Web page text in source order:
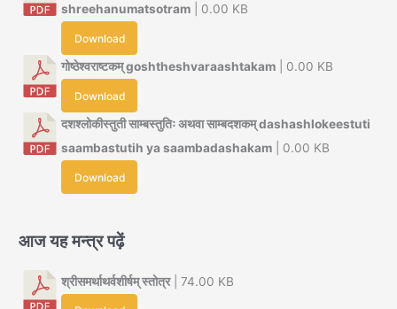
shreehanumatsotram | 0.00 KB
Download
गोष्ठेश्वराष्टकम् goshtheshvaraashtakam | 0.00 KB
Download
दशश्लोकीस्तुती साम्बस्तुतिः अथवा साम्बदशकम् dashashlokeestuti
saambastutih ya saambadashakam | 0.00 KB
Download
आज यह मन्त्र पढ़ें
श्रीसमर्थाथर्वशीर्षम् स्तोत्र| 74.00 KB